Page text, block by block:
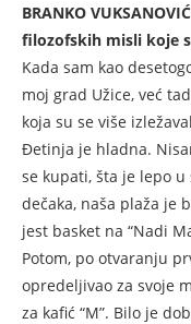
BRANKO
filozofskih misli koje
Kada sam kao
moj grad Užice, već
koja su se više
Đetinja je hladna.
se kupati, šta je lepo
dečaka, naša plaža je
jest basket na “Nadi
Potom, po otvaranju
opredeljivao za svoje
za kafić “M”. Bilo je